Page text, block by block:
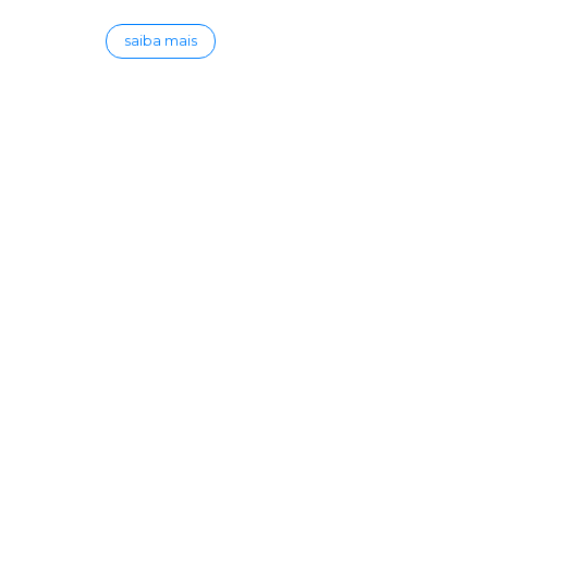
saiba mais